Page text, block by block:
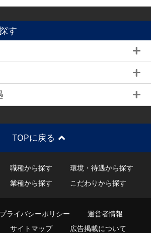
す
TOPに戻る
職種から探す
環境・待遇から探す
業種から探す こだわりから探す
プライバシーポリシー
運営者情報
サイトマップ 広告掲載について